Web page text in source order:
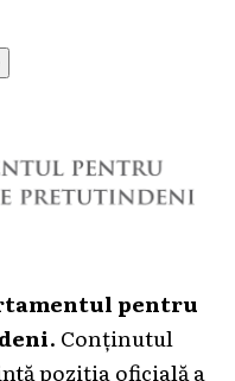
pentru
. Conținutul
poziția oficială a